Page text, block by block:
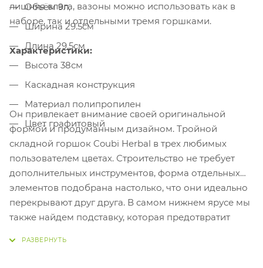
лишняя влага, вазоны можно использовать как в
наборе, так и отдельными тремя горшками.
Характеристики:
Объём 9л,
Ширина 29.5см
Длина 29.5см
Высота 38см
Каскадная конструкция
Материал полипропилен
Цвет графитовый
Он привлекает внимание своей оригинальной
формой и продуманным дизайном. Тройной
складной горшок Coubi Herbal в трех любимых
пользователем цветах. Строительство не требует
дополнительных инструментов, форма отдельных
элементов подобрана настолько, что они идеально
перекрывают друг друга. В самом нижнем ярусе мы
также найдем подставку, которая предотвратит